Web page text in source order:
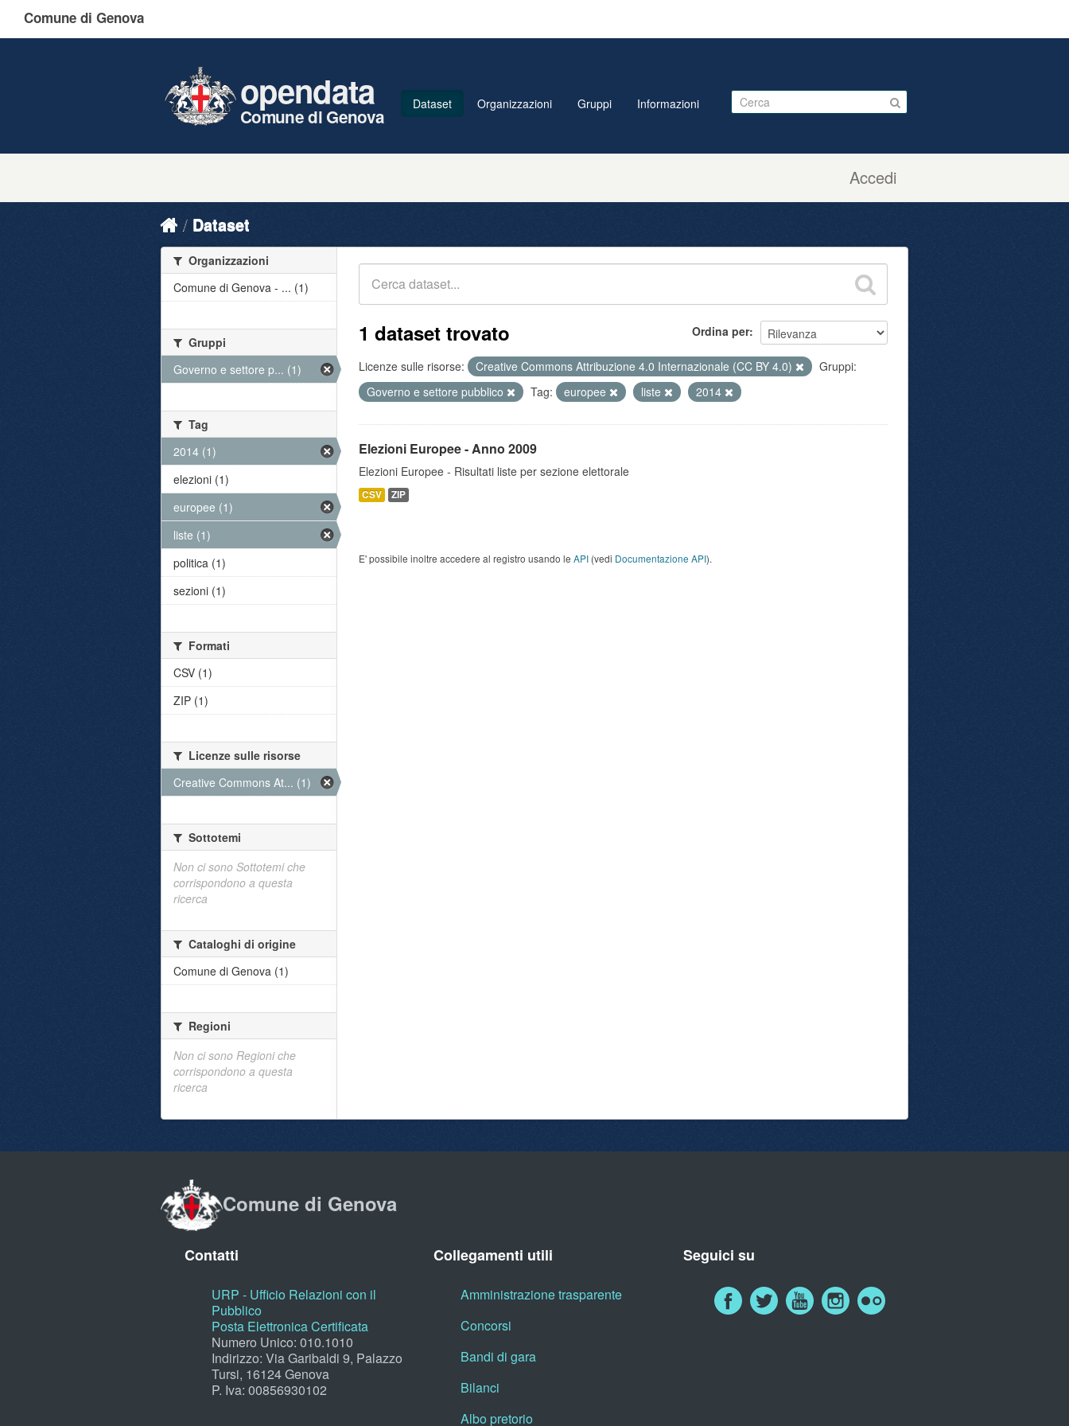
Comune di Genova
Accedi
opendata
Comune di Genova
Dataset Organizzazioni Gruppi Informazioni
Dataset
Ordina per
1 dataset trovato
Licenze sulle risorse: Creative Commons Attribuzione 4.0 Internazionale (CC BY 4.0)
Gruppi:
Governo e settore pubblico
Tag: europee liste 2014
Elezioni Europee - Anno 2009
Elezioni Europee - Risultati liste per sezione elettorale
CSV ZIP
E' possibile inoltre accedere al registro usando le API (vedi Documentazione API).
Organizzazioni
Comune di Genova - ... (1)
Gruppi
Governo e settore p... (1)
Tag
2014 (1)
elezioni (1)
europee (1)
liste (1)
politica (1)
sezioni (1)
Formati
CSV (1)
ZIP (1)
Licenze sulle risorse
Creative Commons At... (1)
Sottotemi
Non ci sono Sottotemi che
corrispondono a questa
ricerca
Cataloghi di origine
Comune di Genova (1)
Regioni
Non ci sono Regioni che
corrispondono a questa
ricerca
Comune di Genova
Contatti
URP - Ufficio Relazioni con il
Pubblico
Posta Elettronica Certificata
Numero Unico: 010.1010
Indirizzo: Via Garibaldi 9, Palazzo
Tursi, 16124 Genova
P. Iva: 00856930102
Collegamenti utili
Amministrazione trasparente
Concorsi
Bandi di gara
Bilanci
Albo pretorio
Seguici su